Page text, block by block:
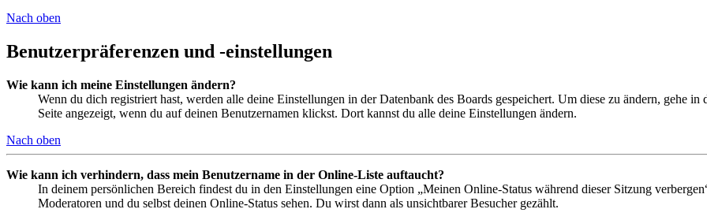
Nach oben
Benutzerpräferenzen und -einstellungen
Wie kann ich meine Einstellungen ändern?
Wenn du dich registriert hast, werden alle deine Einstellungen in der Datenbank des Boards gespeichert. Um diese zu ändern, gehe
Seite angezeigt, wenn du auf deinen Benutzernamen klickst. Dort kannst du alle deine Einstellungen ändern.
Nach oben
Wie kann ich verhindern, dass mein Benutzername in der Online-Liste auftaucht?
In deinem persönlichen Bereich findest du in den Einstellungen eine Option „Meinen Online-Status während dieser Sitzung
Moderatoren und du selbst deinen Online-Status sehen. Du wirst dann als unsichtbarer Besucher gezählt.